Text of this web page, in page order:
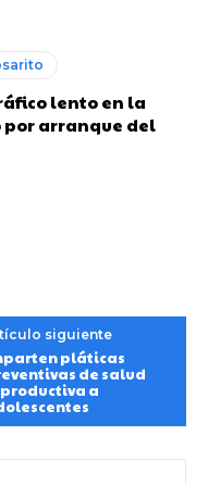
lento en la
por arranque del
siguiente
pláticas
de salud
a